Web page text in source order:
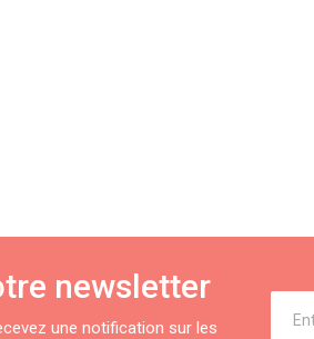
newsletter
une notification sur les